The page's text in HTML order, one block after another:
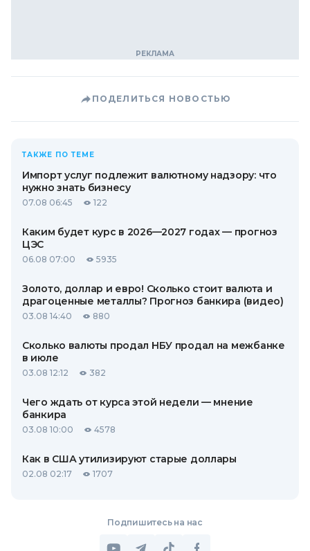
ПОДЕЛИТЬСЯ НОВОСТЬЮ
ТАКЖЕ ПО ТЕМЕ
Импорт услуг подлежит валютному надзору: что
нужно знать бизнесу
07.08 06:45 122
Каким будет курс в 2026—2027 годах — прогноз
ЦЭС
06.08 07:00 5935
Золото, доллар и евро! Сколько стоит валюта и
драгоценные металлы? Прогноз банкира (видео)
03.08 14:40 880
Сколько валюты продал НБУ продал на межбанке
в июле
03.08 12:12 382
Чего ждать от курса этой недели — мнение
банкира
03.08 10:00 4578
Как в США утилизируют старые доллары
02.08 02:17 1707
Подпишитесь на нас